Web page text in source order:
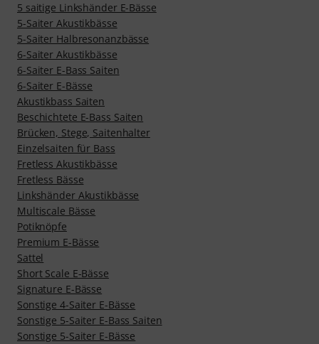
5 saitige Linkshänder E-Bässe
5-Saiter Akustikbässe
5-Saiter Halbresonanzbässe
6-Saiter Akustikbässe
6-Saiter E-Bass Saiten
6-Saiter E-Bässe
Akustikbass Saiten
Beschichtete E-Bass Saiten
Brücken, Stege, Saitenhalter
Einzelsaiten für Bass
Fretless Akustikbässe
Fretless Bässe
Linkshänder Akustikbässe
Multiscale Bässe
Potiknöpfe
Premium E-Bässe
Sattel
Short Scale E-Bässe
Signature E-Bässe
Sonstige 4-Saiter E-Bässe
Sonstige 5-Saiter E-Bass Saiten
Sonstige 5-Saiter E-Bässe